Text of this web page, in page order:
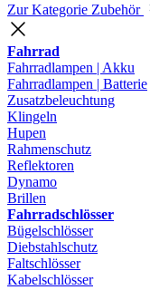
Zur Kategorie Zubehör
Fahrrad
Fahrradlampen | Akku
Fahrradlampen | Batterie
Zusatzbeleuchtung
Klingeln
Hupen
Rahmenschutz
Reflektoren
Dynamo
Brillen
Fahrradschlösser
Bügelschlösser
Diebstahlschutz
Faltschlösser
Kabelschlösser